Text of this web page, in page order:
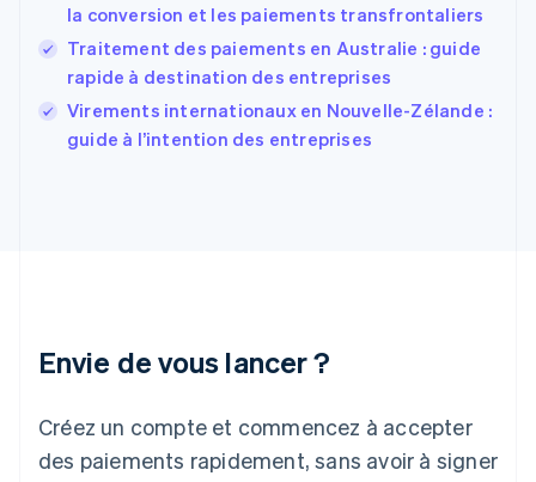
la conversion et les paiements transfrontaliers
Traitement des paiements en Australie : guide
rapide à destination des entreprises
Virements internationaux en Nouvelle-Zélande :
guide à l’intention des entreprises
Envie de vous lancer ?
Créez un compte et commencez à accepter
des paiements rapidement, sans avoir à signer
EnglishSvenska
Français English
Gibraltar
English
Grèce
English
Japon
Lettonie
English
Liechtenstein